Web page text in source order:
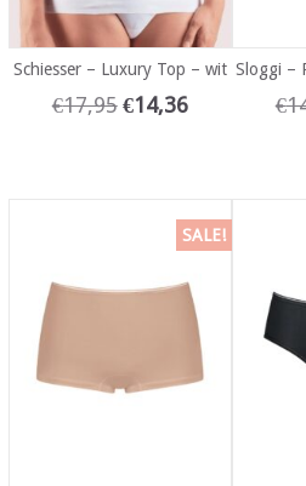
Schiesser – Luxury Top – wit
€17,95 €14,36
Sloggi –
€
SALE!